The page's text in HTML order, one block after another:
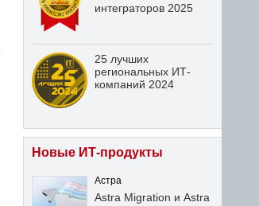
интеграторов 2025
25 лучших
региональных ИТ-
компаний 2024
Новые ИТ-продукты
Астра
Astra Migration и Astra